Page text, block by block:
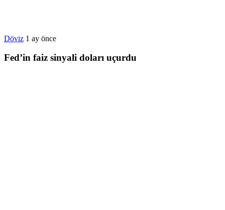
Döviz 1 ay önce
Fed’in faiz sinyali doları uçurdu